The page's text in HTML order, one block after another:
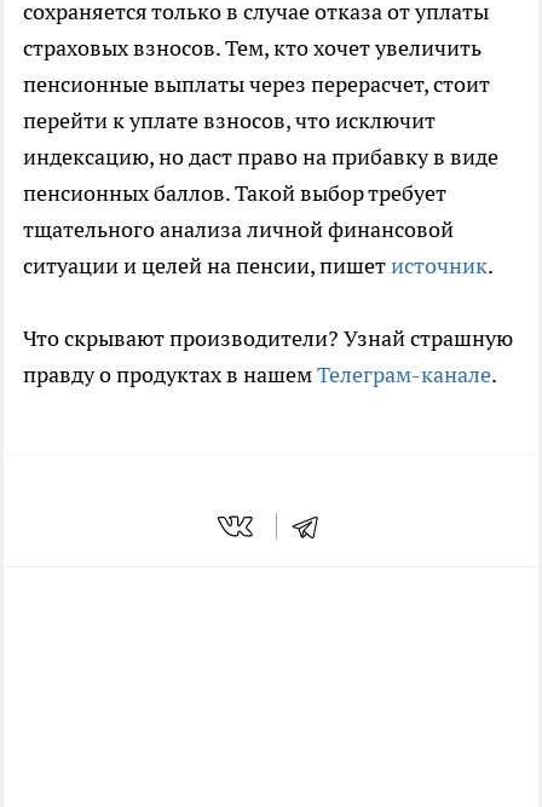
сохраняется только в случае отказа от уплаты
страховых взносов. Тем, кто хочет увеличить
пенсионные выплаты через перерасчет, стоит
перейти к уплате взносов, что исключит
индексацию, но даст право на прибавку в виде
пенсионных баллов. Такой выбор требует
тщательного анализа личной финансовой
ситуации и целей на пенсии, пишетисточник.
Что скрывают производители? Узнай страшную
правду о продуктах в нашемТелеграм-канале.